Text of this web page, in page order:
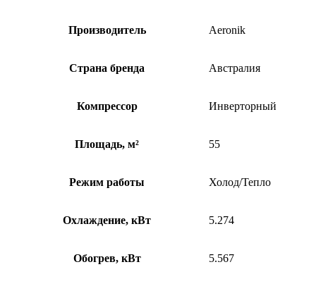
Производитель Aeronik
Страна бренда Австралия
Компрессор Инверторный
Площадь, м² 55
Режим работы Холод/Тепло
Охлаждение, кВт 5.274
Обогрев, кВт 5.567